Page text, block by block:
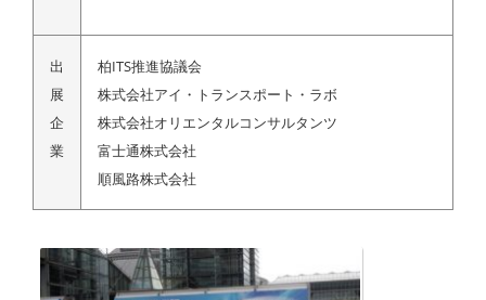
出
展
企
業
柏ITS推進協議会
株式会社アイ・トランスポート・ラボ
株式会社オリエンタルコンサルタンツ
富士通株式会社
順風路株式会社